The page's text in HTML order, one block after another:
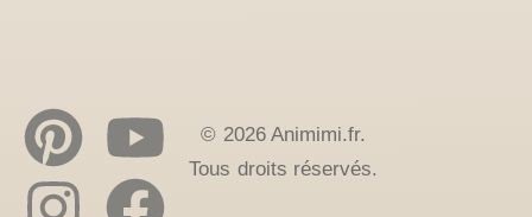
© 2026 Animimi.fr.
Tous droits réservés.